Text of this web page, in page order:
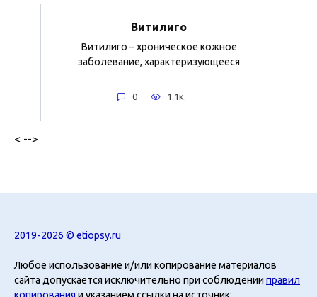
Витилиго
Витилиго – хроническое кожное
заболевание, характеризующееся
0 1.1к.
< -->
2019-2026 © etiopsy.ru
Любое использование и/или копирование материалов
сайта допускается исключительно при соблюденииправил
копирования и указанием ссылки на источник: